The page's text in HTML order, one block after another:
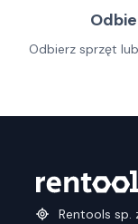
Odbierz sprzęt
Rentools sp.